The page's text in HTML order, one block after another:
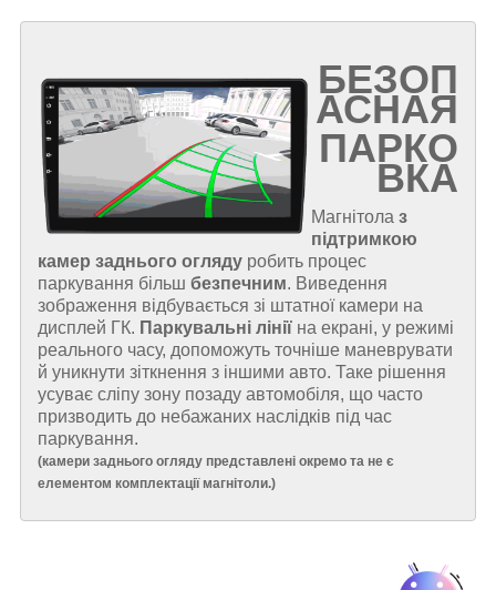
БЕЗОП
АСНАЯ
ПАРКО
ВКА
Магнітола з
підтримкою
камер заднього огляду робить процес
паркування більш безпечним. Виведення
зображення відбувається зі штатної камери на
дисплей ГК. Паркувальні лінії на екрані, у режимі
реального часу, допоможуть точніше маневрувати
й уникнути зіткнення з іншими авто. Таке рішення
усуває сліпу зону позаду автомобіля, що часто
призводить до небажаних наслідків під час
паркування.
(камери заднього огляду представлені окремо та не є
елементом комплектації магнітоли.)